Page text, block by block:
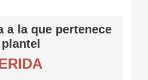
a la que pertenece